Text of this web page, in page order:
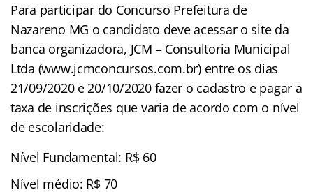
Para participar do Concurso Prefeitura de
Nazareno MG o candidato deve acessar o site da
banca organizadora, JCM – Consultoria Municipal
Ltda (www.jcmconcursos.com.br) entre os dias
21/09/2020 e 20/10/2020 fazer o cadastro e pagar a
taxa de inscrições que varia de acordo com o nível
de escolaridade:
Nível Fundamental: R$ 60
Nível médio: R$ 70